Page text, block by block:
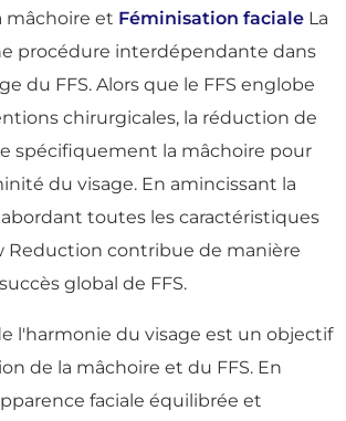
mâchoire et Féminisation faciale La
procédure interdépendante dans
du FFS. Alors que le FFS englobe
chirurgicales, la réduction de
spécifiquement la mâchoire pour
du visage. En amincissant la
toutes les caractéristiques
Reduction contribue de manière
global de FFS.
l'harmonie du visage est un objectif
de la mâchoire et du FFS. En
faciale équilibrée et